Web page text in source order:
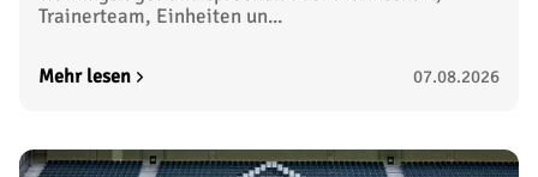
Trainerteam, Einheiten un...
Mehr lesen 07.08.2026